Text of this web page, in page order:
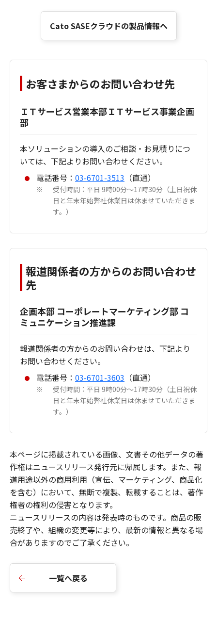
Cato SASEクラウドの製品情報へ
お客さまからのお問い合わせ先
ＩＴサービス営業本部ＩＴサービス事業企画
部
本ソリューションの導入のご相談・お見積りにつ
いては、下記よりお問い合わせください。
電話番号： 03-6701-3513 （直通）
※
受付時間：平日 9時00分～17時30分（土日祝休
日と年末年始弊社休業日は休ませていただきま
す。）
報道関係者の方からのお問い合わせ
先
企画本部 コーポレートマーケティング部 コ
ミュニケーション推進課
報道関係者の方からのお問い合わせは、下記より
お問い合わせください。
電話番号： 03-6701-3603 （直通）
※
受付時間：平日 9時00分～17時30分（土日祝休
日と年末年始弊社休業日は休ませていただきま
す。）
本ページに掲載されている画像、文書その他データの著
作権はニュースリリース発行元に帰属します。また、報
道用途以外の商用利用（宣伝、マーケティング、商品化
を含む）において、無断で複製、転載することは、著作
権者の権利の侵害となります。
ニュースリリースの内容は発表時のものです。商品の販
売終了や、組織の変更等により、最新の情報と異なる場
合がありますのでご了承ください。
一覧へ戻る